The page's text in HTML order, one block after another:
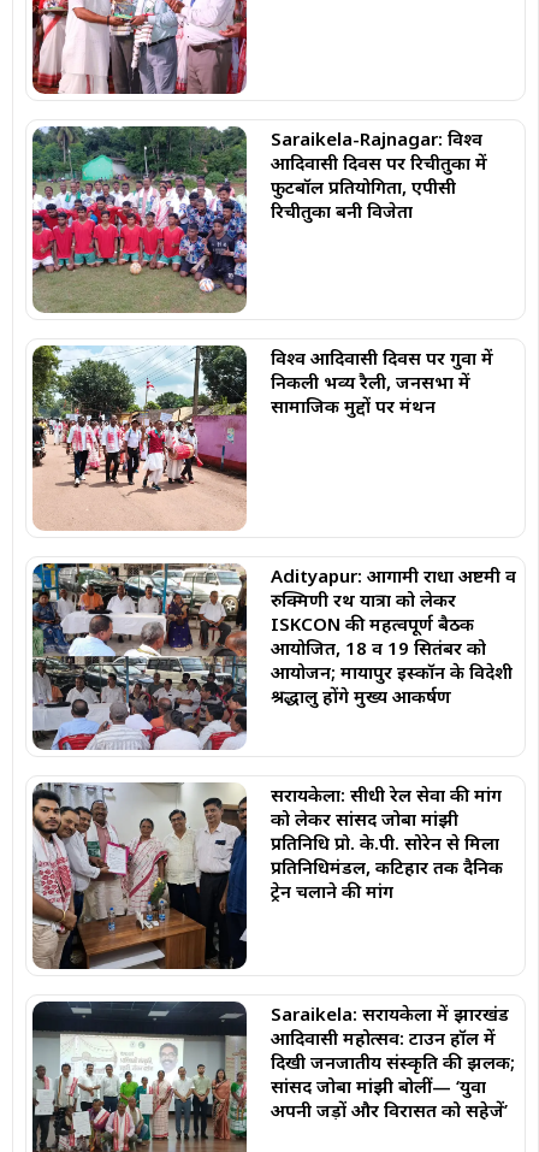
Saraikela-Rajnagar: विश्व
आदिवासी दिवस पर रिचीतुका में
फुटबॉल प्रतियोगिता, एपीसी
रिचीतुका बनी विजेता
विश्व आदिवासी दिवस पर गुवा में
निकली भव्य रैली, जनसभा में
सामाजिक मुद्दों पर मंथन
Adityapur: आगामी राधा अष्टमी व
रुक्मिणी रथ यात्रा को लेकर
ISKCON की महत्वपूर्ण बैठक
आयोजित, 18 व 19 सितंबर को
आयोजन; मायापुर इस्कॉन के विदेशी
श्रद्धालु होंगे मुख्य आकर्षण
सरायकेला: सीधी रेल सेवा की मांग
को लेकर सांसद जोबा मांझी
प्रतिनिधि प्रो. के.पी. सोरेन से मिला
प्रतिनिधिमंडल, कटिहार तक दैनिक
ट्रेन चलाने की मांग
Saraikela: सरायकेला में झारखंड
आदिवासी महोत्सव: टाउन हॉल में
दिखी जनजातीय संस्कृति की झलक;
सांसद जोबा मांझी बोलीं— ‘युवा
अपनी जड़ों और विरासत को सहेजें’